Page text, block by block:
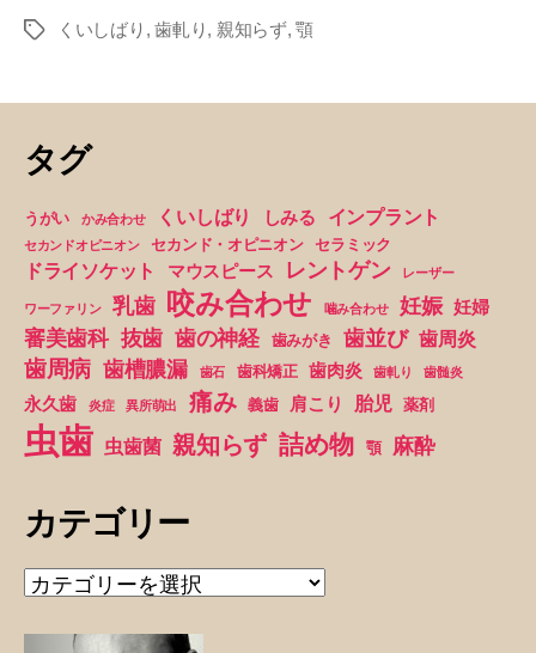
な
り
ま
す”
タ
くいしばり ,歯軋り, 親知らず,顎
タグ
うがい かみ合わせ くいしばり しみる インプラント
セカンドオピニオン セカンド・オピニオン セラミック
ドライソケット マウスピース レントゲン レーザー
ワーファリン 乳歯 咬み合わせ 噛み合わせ 妊娠 妊婦
審美歯科 抜歯 歯の神経 歯みがき 歯並び 歯周炎
歯周病 歯槽膿漏 歯石 歯科矯正 歯肉炎 歯軋り 歯髄炎
永久歯 炎症 異所萌出 痛み 義歯 肩こり 胎児 薬剤
虫歯 虫歯菌 親知らず 詰め物 顎 麻酔
カテゴリー
カ
テ